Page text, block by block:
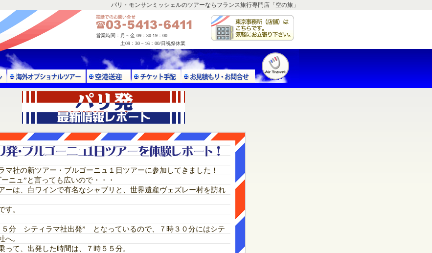
パリ・モンサンミッシェルのツアーならフランス旅行専門店「空の旅」
営業時間： 月～金 09：30-19：00
土09：30－16：00/日祝祭休業
マ社の新ツアー・ブルゴーニュ１日ツアーに参加してきました！
ニュ”と言っても広いので・・・
ーは、 白ワインで有名なシャブリ と、 世界遺産ヴェズレー村を訪れ
す。
５分 シティラマ社出発” となっているので、７時３０分にはシテ
へ。
って、出発した時間は、７時５５分。